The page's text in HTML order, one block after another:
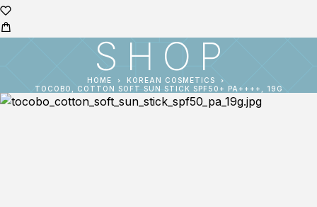
SHOP
HOME
KOREAN COSMETICS
TOCOBO, COTTON SOFT SUN STICK SPF50+ PA++++, 19G